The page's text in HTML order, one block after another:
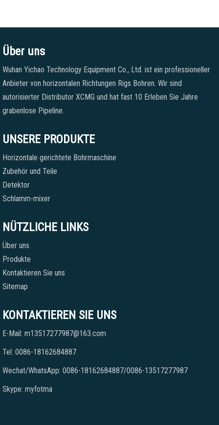
Über uns
Wuhan Yichao Technology Equipment Co., Ltd. ist ein professioneller
Anbieter von horizontalen Richtungen Rigs Bohren. Wir sind
autorisierter Distributor XCMG und hat fast 10 Erleben Sie Jahre
grabenlose Pipeline.
UNSERE PRODUKTE
Horizontale gerichtete Bohrmaschine
Zubehör und Teile
Detektor
Schlamm-mixer
NÜTZLICHE LINKS
Über uns
Produkte
Kontaktieren Sie uns
Sitemap
KONTAKTIEREN SIE UNS
E-Mail: m13517277987@163.com
Tel: 0086-18162684887
Wechat/WhatsApp: 0086-18162684887/0086-13517277987
Skype: myfotma